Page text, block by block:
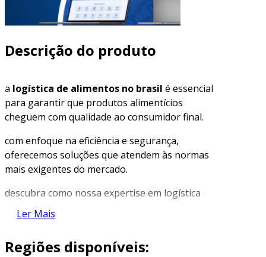
Descrição do produto
a logística de alimentos no brasil é essencial
para garantir que produtos alimentícios
cheguem com qualidade ao consumidor final.
com enfoque na eficiência e segurança,
oferecemos soluções que atendem às normas
mais exigentes do mercado.
descubra como nossa expertise em logística
pode otimizar sua cadeia de suprimentos e
melhorar a entrega de alimentos.
vantagens da logística de alimentos
Ler Mais
Regiões disponíveis: